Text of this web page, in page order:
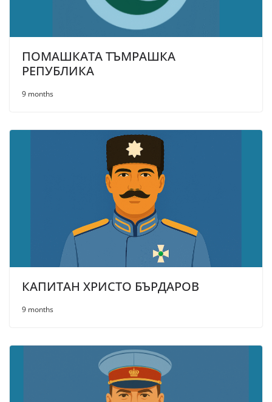
ПОМАШКАТА ТЪМРАШКА
РЕПУБЛИКА
9 months
КАПИТАН ХРИСТО БЪРДАРОВ
9 months